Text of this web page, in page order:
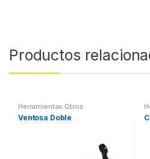
Productos
Herramientas Otros
Ventosa Doble